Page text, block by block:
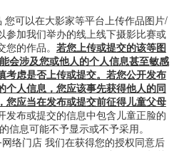
您可以在大影家等平台上传作品图片/
参加我们举办的线上线下摄影比赛或
的作品。 若您上传或提交的该等图
会涉及您或他人的个人信息甚至敏感
考虑是否上传或提交。若您公开发布
个人信息，您应该事先获得他人的同
您应当在发布或提交前征得儿童父母
发布或提交的信息中包含儿童正脸的
信息可能不予显示或不予采用。
络门店 我们在获得您的授权同意后